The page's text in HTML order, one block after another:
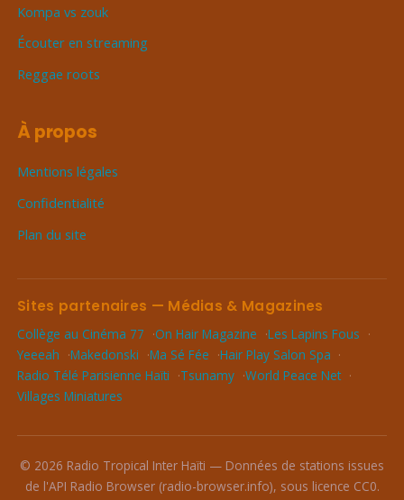
Kompa vs zouk
Écouter en streaming
Reggae roots
À propos
Mentions légales
Confidentialité
Plan du site
Sites partenaires — Médias & Magazines
Collège au Cinéma 77 On Hair Magazine
Les Lapins Fous
Yeeeah
Makedonski Ma Sé Fée
Hair Play Salon Spa
Radio Télé Parisienne Haïti
Tsunamy
World Peace Net
Villages Miniatures
© 2026 Radio Tropical Inter Haïti — Données de stations issues
de l'API Radio Browser (radio-browser.info), sous licence CC0.